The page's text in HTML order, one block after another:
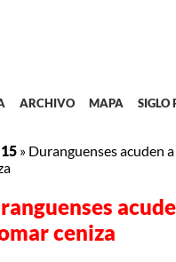
ARCHIVO MAPA SIGLO
15 » Duranguenses acuden
ceniza